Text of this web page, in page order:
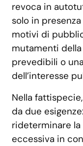
revoca in
solo in
motivi di
mutamenti
prevedibili o
dell’interesse
Nella
da due
rideterminare la
eccessiva in